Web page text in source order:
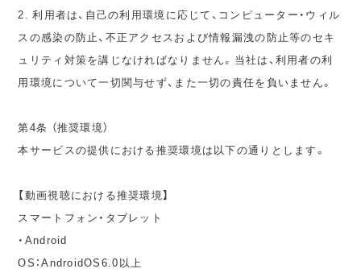
2. 利用者は、自己の利用環境に応じて、コンピューター・ウィル
スの感染の防止、不正アクセスおよび情報漏洩の防止等のセキ
ュリティ対策を講じなければなりません。当社は、利用者の利
用環境について一切関与せず、また一切の責任を負いません。
第4条 （推奨環境）
本サービスの提供における推奨環境は以下の通りとします。
【動画視聴における推奨環境】
スマートフォン・タブレット
・Android
OS：AndroidOS6.0以上